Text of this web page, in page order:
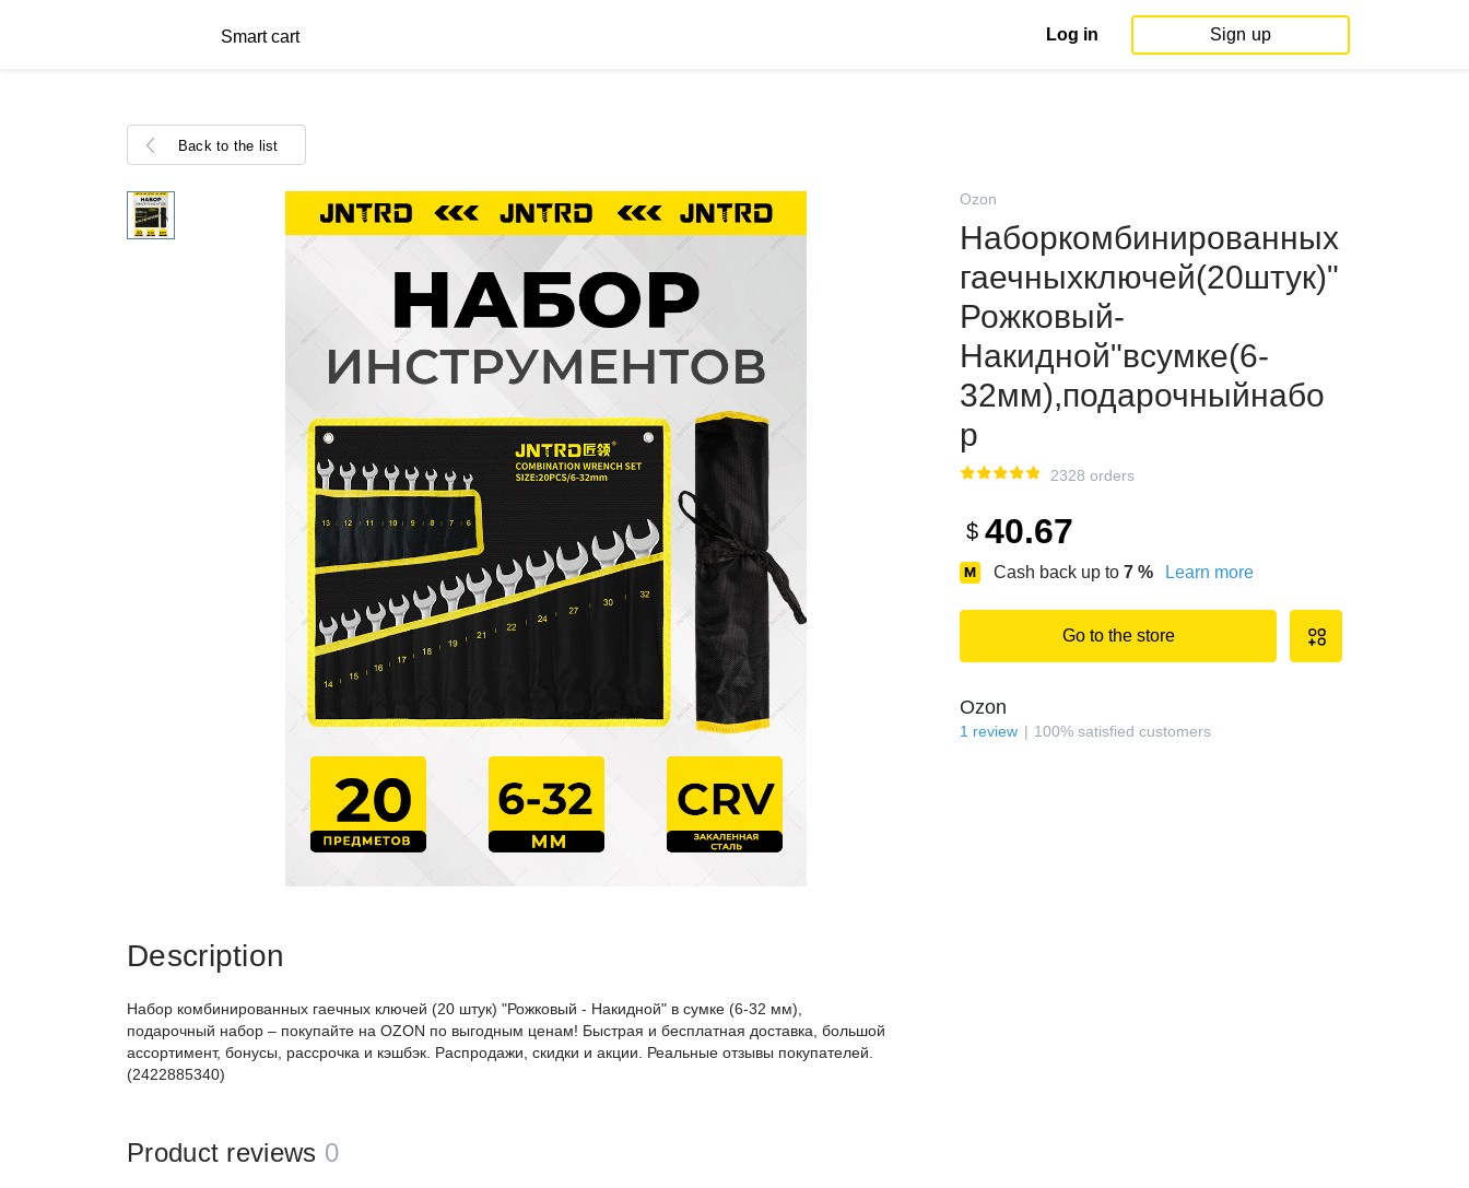
Smart cart Log in Sign up
Back to the list
Ozon
Наборкомбинированных
гаечныхключей(20штук)"
Рожковый-
Накидной"всумке(6-
32мм),подарочныйнабо
р
2328 orders
$ 40.67
Cash back up to 7 % Learn more
Go to the store
Ozon
1 review 100% satisfied customers
Description
Набор комбинированных гаечных ключей (20 штук) "Рожковый - Накидной" в сумке (6-32 мм),
подарочный набор – покупайте на OZON по выгодным ценам! Быстрая и бесплатная доставка, большой
ассортимент, бонусы, рассрочка и кэшбэк. Распродажи, скидки и акции. Реальные отзывы покупателей.
(2422885340)
Product reviews 0